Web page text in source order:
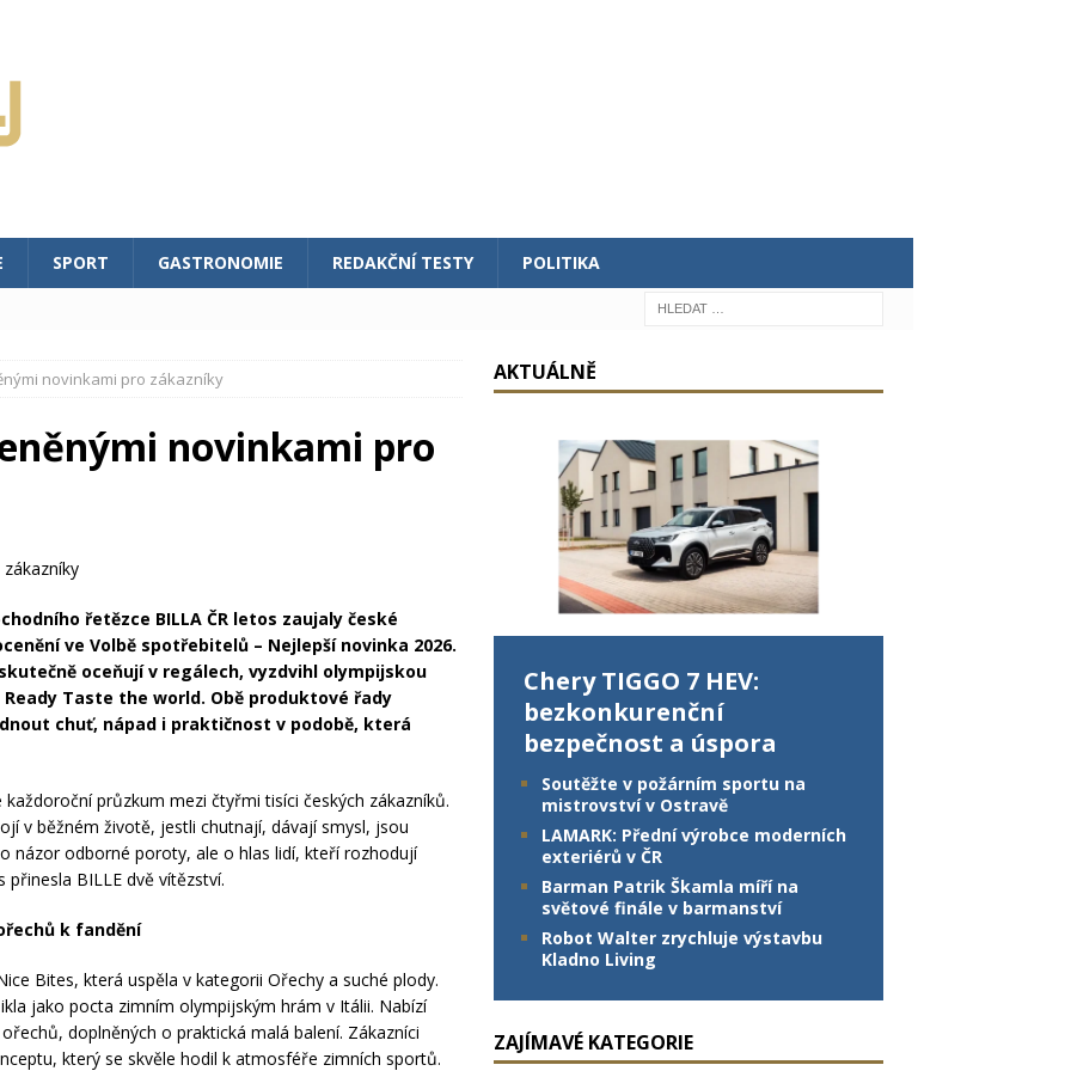
SPORT GASTRONOMIE REDAKČNÍ TESTY POLITIKA
novinkami pro zákazníky
novinkami pro
řetězce BILLA ČR letos zaujaly české
ve Volbě spotřebitelů – Nejlepší novinka 2026.
oceňují v regálech, vyzdvihl olympijskou
Taste the world. Obě produktové řady
chuť, nápad i praktičnost v podobě, která
průzkum mezi čtyřmi tisíci českých zákazníků.
v běžném životě, jestli chutnají, dávají smysl, jsou
názor odborné poroty, ale o hlas lidí, kteří rozhodují
BILLE dvě vítězství.
k fandění
Bites, která uspěla v kategorii Ořechy a suché plody.
jako pocta zimním olympijským hrám v Itálii. Nabízí
doplněných o praktická malá balení. Zákazníci
který se skvěle hodil k atmosféře zimních sportů.
AKTUÁLNĚ
Chery TIGGO 7 HEV:
bezkonkurenční
bezpečnost a úspora
Soutěžte v požárním sportu na
mistrovství v Ostravě
LAMARK: Přední výrobce moderních
exteriérů v ČR
Barman Patrik Škamla míří na
světové finále v barmanství
Robot Walter zrychluje výstavbu
Kladno Living
ZAJÍMAVÉ KATEGORIE